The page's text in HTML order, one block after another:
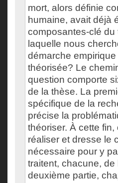
mort, alors définie
humaine, avait déjà
composantes-clé
laquelle nous
démarche
théorisée? Le
question comporte
de la thèse. La
spécifique de la
précise la
théoriser. À cette
réaliser et dresse le
nécessaire pour y
traitent, chacune,
deuxième partie,